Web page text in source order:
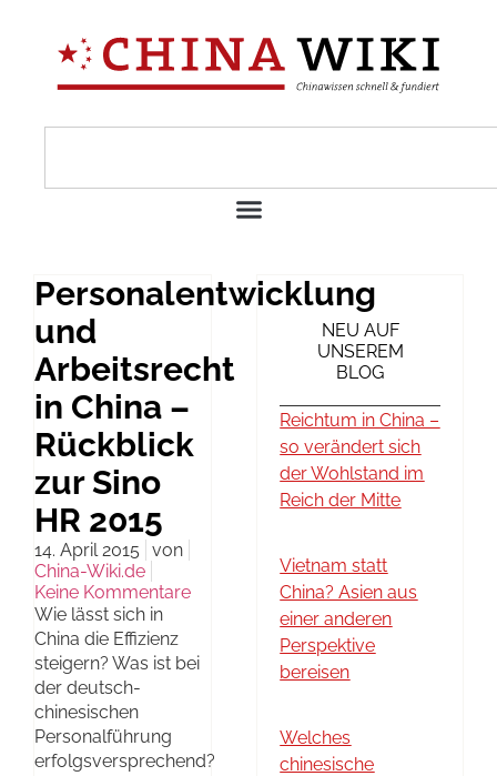
Personalentwicklung
und
Arbeitsrecht
in China –
Rückblick
zur Sino
HR 2015
14. April 2015
von
China-Wiki.de
Keine Kommentare
Wie lässt sich in
China die Effizienz
steigern? Was ist bei
der deutsch-
chinesischen
Personalführung
erfolgsversprechend?
NEU AUF
UNSEREM
BLOG
Reichtum in China –
so verändert sich
der Wohlstand im
Reich der Mitte
Vietnam statt
China? Asien aus
einer anderen
Perspektive
bereisen
Welches
chinesische